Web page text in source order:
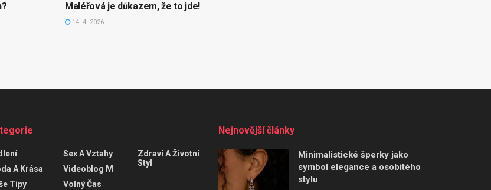
Maléřová je důkazem, že to jde!
14. 4. 2026
A Krása
Tipy
Sex A Vztahy
Videoblog M
Volný Čas
Zdraví A Životní
Styl
Nejnovější články
Minimalistické šperky jako
symbol elegance a osobitého
stylu